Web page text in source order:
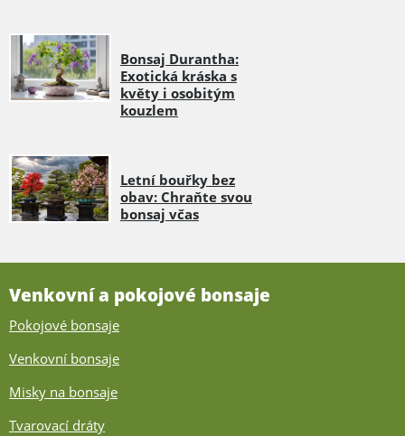
Bonsaj Durantha:
Exotická kráska s
květy i osobitým
kouzlem
Letní bouřky bez
obav: Chraňte svou
bonsaj včas
Venkovní a pokojové bonsaje
Pokojové bonsaje
Venkovní bonsaje
Misky na bonsaje
Tvarovací dráty